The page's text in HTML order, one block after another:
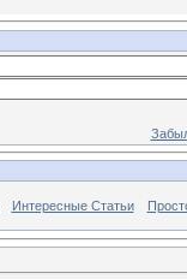
Интересные Статьи